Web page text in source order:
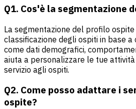
Q1. Cos'è la segmentazione
La segmentazione del profilo
classificazione degli ospiti in base
come dati demografici,
aiuta a personalizzare le tue
servizio agli ospiti.
Q2. Come posso adattare i
ospite?